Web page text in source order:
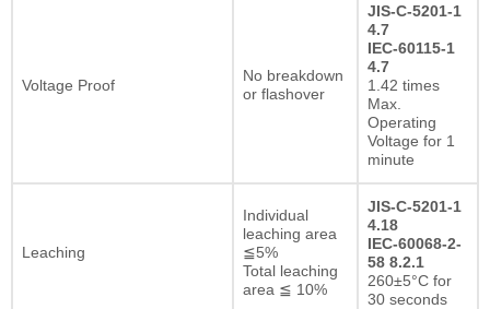
Voltage Proof
No breakdown
or flashover
JIS-C-5201-1
4.7
IEC-60115-1
4.7
1.42 times
Max.
Operating
Voltage for 1
minute
Leaching
Individual
leaching area
≦5%
Total leaching
area ≦ 10%
JIS-C-5201-1
4.18
IEC-60068-2-
58 8.2.1
260±5°C for
30 seconds